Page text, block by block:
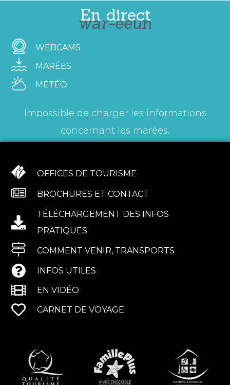
En direct
war-eeun
WEBCAMS
MARÉES
MÉTÉO
Impossible de charger les informations
concernant les marées.
OFFICES DE TOURISME
BROCHURES ET CONTACT
TÉLÉCHARGEMENT DES INFOS
PRATIQUES
COMMENT VENIR, TRANSPORTS
INFOS UTILES
EN VIDÉO
CARNET DE VOYAGE